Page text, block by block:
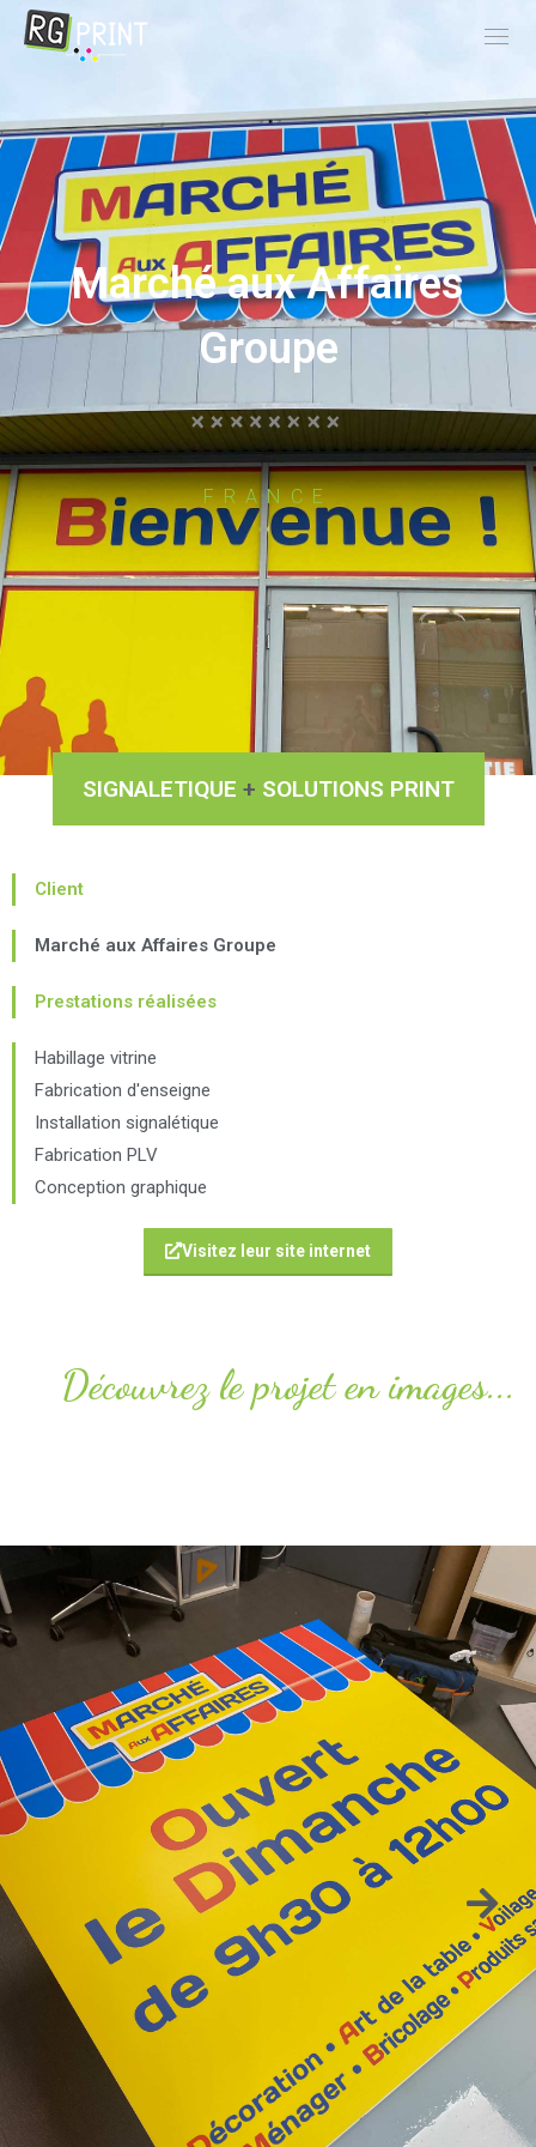
Marché aux Affaires
Groupe
FRANCE
SIGNALETIQUE + SOLUTIONS PRINT
Client
Marché aux Affaires Groupe
Prestations réalisées
Habillage vitrine
Fabrication d'enseigne
Installation signalétique
Fabrication PLV
Conception graphique
Visitez leur site internet
Découvrez le projet en images...